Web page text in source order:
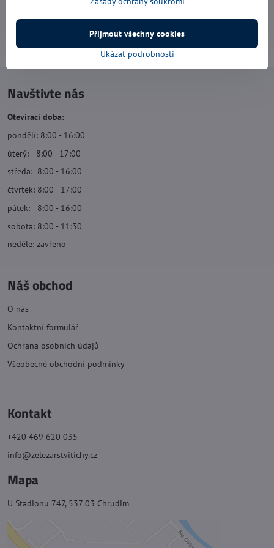
Výška: 20 mm
Navštivte nás
Otevírací doba:
pondělí: 8:00 - 16:00
úterý: 8:00 - 17:00
středa: 8:00 - 16:00
čtvrtek: 8:00 - 17:00
pátek: 8:00 - 16:00
sobota: 8:00 - 11:30
neděle: zavřeno
Náš obchod
O nás
Kontaktní formulář
Ochrana osobních údajů
Všeobecné obchodní podmínky
Kontakt
+420 469 620 035
info@zelezarstvitichy.cz
Mapa
U Stadionu 747, 537 03 Chrudim
Ukázat podrobnosti
Přijmout všechny cookies